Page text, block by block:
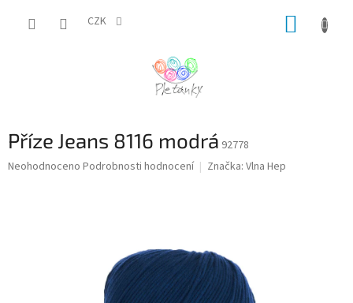
CZK
Příze Jeans 8116 modrá 92778
Průměrné
Neohodnoceno Podrobnosti hodnocení Značka: Vlna Hep